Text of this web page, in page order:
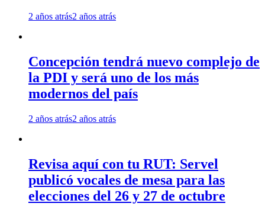
2 años atrás2 años atrás
Concepción tendrá nuevo complejo de
la PDI y será uno de los más
modernos del país
2 años atrás2 años atrás
Revisa aquí con tu RUT: Servel
publicó vocales de mesa para las
elecciones del 26 y 27 de octubre